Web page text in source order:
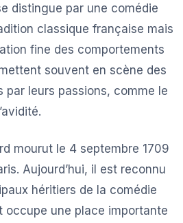
distingue par une comédie
classique française mais
fine des comportements
souvent en scène des
par leurs passions, comme le
mourut le 4 septembre 1709
Aujourd’hui, il est reconnu
héritiers de la comédie
occupe une place importante